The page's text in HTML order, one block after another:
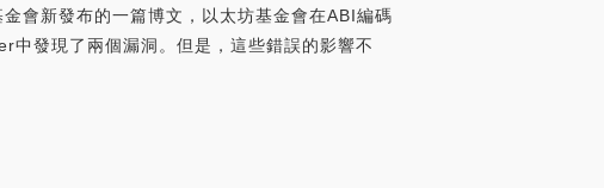
會新發布的一篇博文，以太坊基金會在ABI編碼
發現了兩個漏洞。但是，這些錯誤的影響不